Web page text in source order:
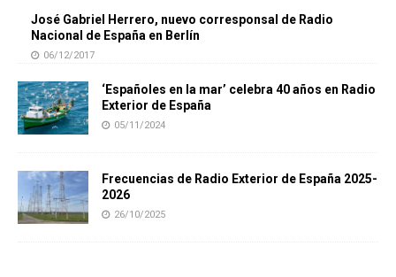
José Gabriel Herrero, nuevo corresponsal de Radio
Nacional de España en Berlín
06/12/2017
‘Españoles en la mar’ celebra 40 años en Radio
Exterior de España
05/11/2024
Frecuencias de Radio Exterior de España 2025-
2026
26/10/2025